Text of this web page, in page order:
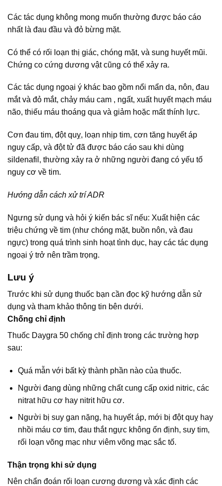
Các tác dụng không mong muốn thường được báo cáo
nhất là đau đầu và đỏ bừng mặt.
Có thể có rối loạn thị giác, chóng mặt, và sung huyết mũi.
Chứng co cứng dương vật cũng có thể xảy ra.
Các tác dụng ngoại ý khác bao gồm nổi mẩn da, nôn, đau
mắt và đỏ mắt, chảy máu cam , ngất, xuất huyết mạch máu
não, thiếu máu thoáng qua và giảm hoặc mất thính lực.
Cơn đau tim, đột quỵ, loạn nhịp tim, cơn tăng huyết áp
nguy cấp, và đột tử đã được báo cáo sau khi dùng
sildenafil, thường xảy ra ở những người đang có yếu tố
nguy cơ về tim.
Hướng dẫn cách xử trí ADR
Ngưng sử dụng và hỏi ý kiến bác sĩ nếu: Xuất hiện các
triệu chứng về tim (như chóng mặt, buồn nôn, và đau
ngực) trong quá trình sinh hoạt tình dục, hay các tác dụng
ngoại ý trở nên trầm trọng.
Lưu ý
Trước khi sử dụng thuốc bạn cần đọc kỹ hướng dẫn sử
dụng và tham khảo thông tin bên dưới.
Chống chỉ định
Thuốc Daygra 50 chống chỉ định trong các trường hợp
sau:
Quá mẫn với bất kỳ thành phần nào của thuốc.
Người đang dùng những chất cung cấp oxid nitric, các
nitrat hữu cơ hay nitrit hữu cơ.
Người bị suy gan nặng, hạ huyết áp, mới bị đột quỵ hay
nhồi máu cơ tim, đau thắt ngực không ổn định, suy tim,
rối loạn võng mạc như viêm võng mạc sắc tố.
Thận trọng khi sử dụng
Nên chẩn đoán rối loạn cương dương và xác định các